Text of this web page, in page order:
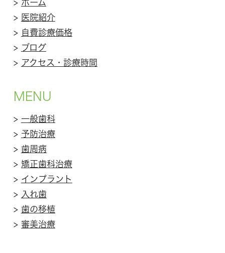
> ホーム
> 医院紹介
> 自費診療価格
> ブログ
> アクセス・診療時間
MENU
> 一般歯科
> 予防治療
> 歯周病
> 矯正歯科治療
> インプラント
> 入れ歯
> 歯の移植
> 審美治療